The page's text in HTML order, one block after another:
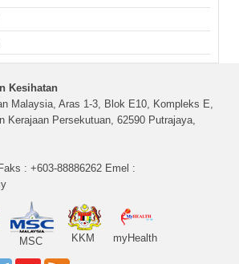
Kesihatan
Malaysia, Aras 1-3, Blok E10, Kompleks E,
Kerajaan Persekutuan, 62590 Putrajaya,
: +603-88886262 Emel :
MSC KKM myHealth